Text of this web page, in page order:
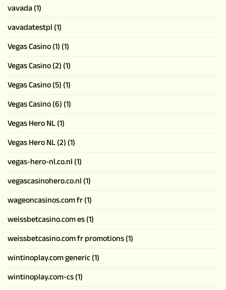
vavada(1)
vavadatestpl(1)
Vegas Casino (1)(1)
Vegas Casino (2)(1)
Vegas Casino (5)(1)
Vegas Casino (6)(1)
Vegas Hero NL(1)
Vegas Hero NL (2)(1)
vegas-hero-nl.co.nl(1)
vegascasinohero.co.nl(1)
wageoncasinos.com fr(1)
weissbetcasino.com es(1)
weissbetcasino.com fr promotions(1)
wintinoplay.com generic(1)
wintinoplay.com-cs(1)